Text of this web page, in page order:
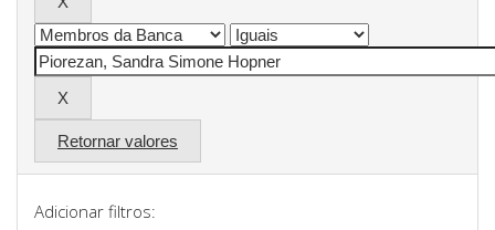
Retornar valores
Adicionar filtros: